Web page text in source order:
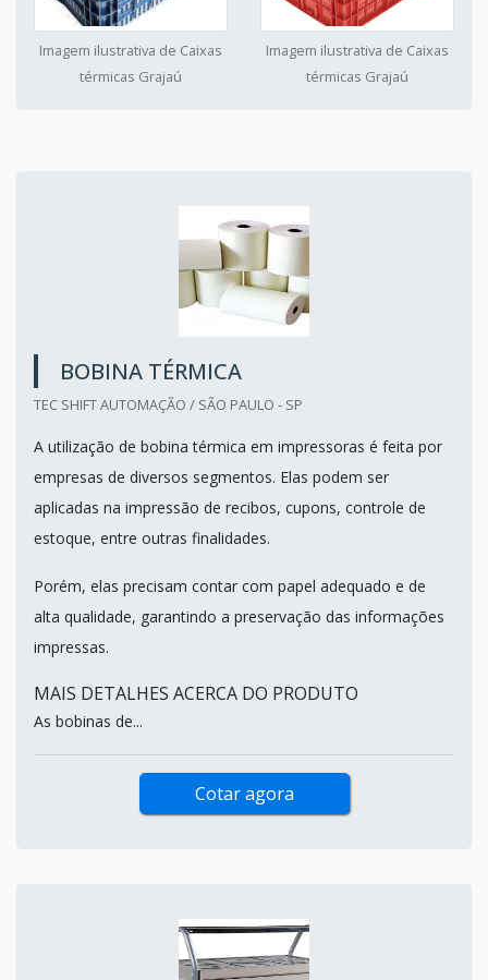
Imagem ilustrativa de Caixas
térmicas Grajaú
Imagem ilustrativa de Caixas
térmicas Grajaú
BOBINA TÉRMICA
TEC SHIFT AUTOMAÇÃO / SÃO PAULO - SP
A utilização de bobina térmica em impressoras é feita por
empresas de diversos segmentos. Elas podem ser
aplicadas na impressão de recibos, cupons, controle de
estoque, entre outras finalidades.
Porém, elas precisam contar com papel adequado e de
alta qualidade, garantindo a preservação das informações
impressas.
MAIS DETALHES ACERCA DO PRODUTO
As bobinas de...
Cotar agora